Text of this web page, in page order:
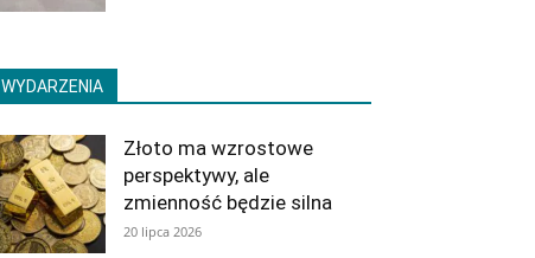
WYDARZENIA
Złoto ma wzrostowe
perspektywy, ale
zmienność będzie silna
20 lipca 2026